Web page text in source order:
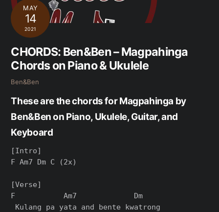
MAY
14
2021
CHORDS: Ben&Ben – Magpahinga
Chords on Piano & Ukulele
Ben&Ben
These are the chords for Magpahinga by
Ben&Ben on Piano, Ukulele, Guitar, and
Keyboard
[Intro]
F Am7 Dm C (2x)
[Verse]
F           Am7             Dm
Kulang pa yata and bente kwatrong